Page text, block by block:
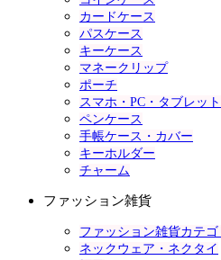
カードケース
パスケース
キーケース
マネークリップ
ポーチ
スマホ・PC・タブレッ
ペンケース
手帳ケース・カバー
キーホルダー
チャーム
ファッション雑貨
ファッション雑貨カテゴ
ネックウェア・ネクタイ